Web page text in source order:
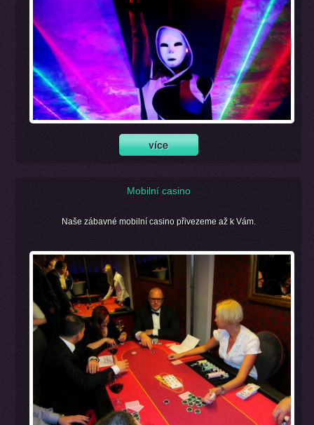
Mobilní casino
Naše zábavné mobilní casino přivezeme až k Vám.